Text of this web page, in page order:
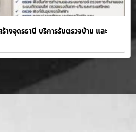
งอุดรธานี บริการรับตรวจบ้าน และ